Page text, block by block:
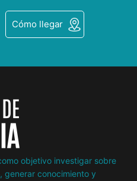
Cómo llegar
objetivo investigar sobre
generar conocimiento y